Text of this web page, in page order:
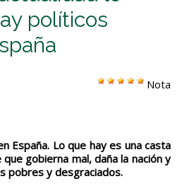
políticos
Nota
España. Lo que hay es una casta
gobierna mal, daña la nación y
pobres y desgraciados.